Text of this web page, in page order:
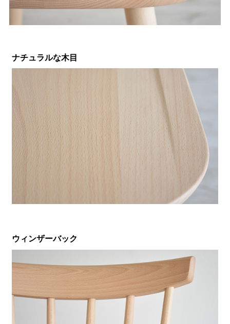
ナチュラルな木目
ウィンザーバック